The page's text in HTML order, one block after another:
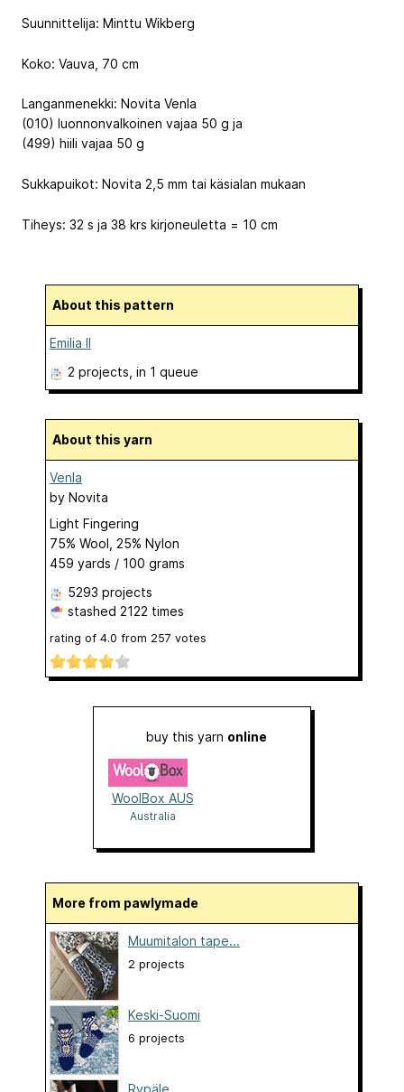
Suunnittelija: Minttu Wikberg
Koko: Vauva, 70 cm
Langanmenekki: Novita Venla
(010) luonnonvalkoinen vajaa 50 g ja
(499) hiili vajaa 50 g
Sukkapuikot: Novita 2,5 mm tai käsialan mukaan
Tiheys: 32 s ja 38 krs kirjoneuletta = 10 cm
About this pattern
Emilia II
2 projects , in 1 queue
About this yarn
Venla
by Novita
Light Fingering
75% Wool, 25% Nylon
459 yards / 100 grams
5293 projects
stashed 2122 times
rating of 4.0 from 257 votes
buy this yarn online
WoolBox AUS
Australia
More from pawlymade
Muumitalon tape...
2 projects
Keski-Suomi
6 projects
Rypäle